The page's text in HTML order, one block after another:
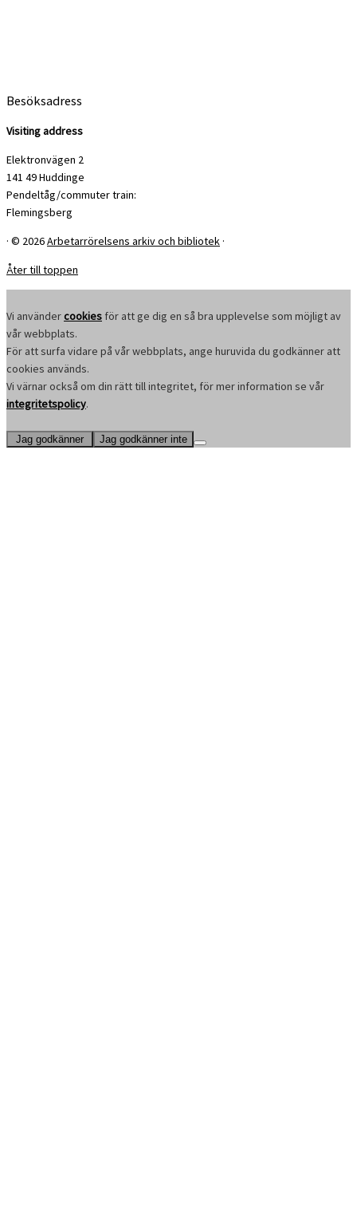
Besöksadress
Visiting address
Elektronvägen 2
141 49 Huddinge
Pendeltåg/commuter train:
Flemingsberg
· © 2026Arbetarrörelsens arkiv och bibliotek ·
Åter till toppen
Vi användercookies för att ge dig en så bra upplevelse som möjligt av
vår webbplats.
För att surfa vidare på vår webbplats, ange huruvida du godkänner att
cookies används.
Vi värnar också om din rätt till integritet, för mer information se vår
integritetspolicy.
Jag godkänner Jag godkänner inte